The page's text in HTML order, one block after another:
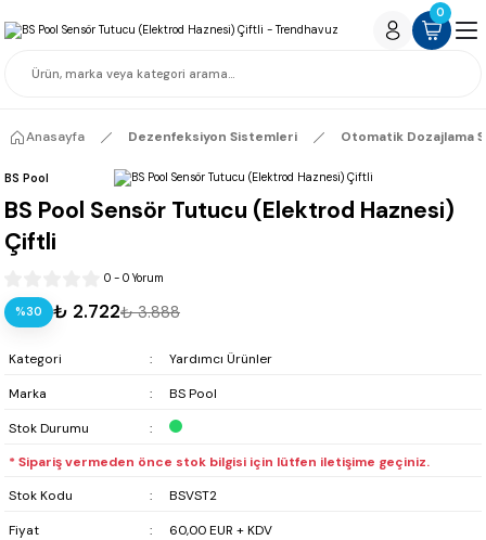
0
Anasayfa Dezenfeksiyon Sistemleri Otomatik Dozajlama
BS Pool
BS Pool Sensör Tutucu (Elektrod Haznesi)
Çiftli
0 - 0 Yorum
%30 ₺ 2.722₺ 3.888
Kategori
Yardımcı Ürünler
Marka
BS Pool
Stok Durumu
* Sipariş vermeden önce stok bilgisi için lütfen iletişime geçiniz.
Stok Kodu
BSVST2
Fiyat
60,00 EUR + KDV